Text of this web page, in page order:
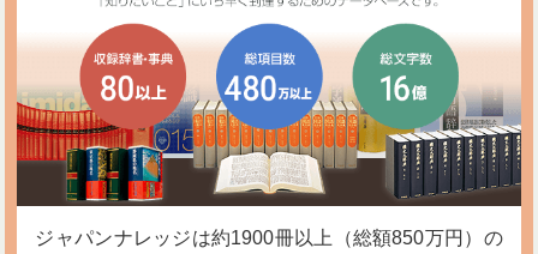
ジャパンナレッジは約1900冊以上（総額850万円）の